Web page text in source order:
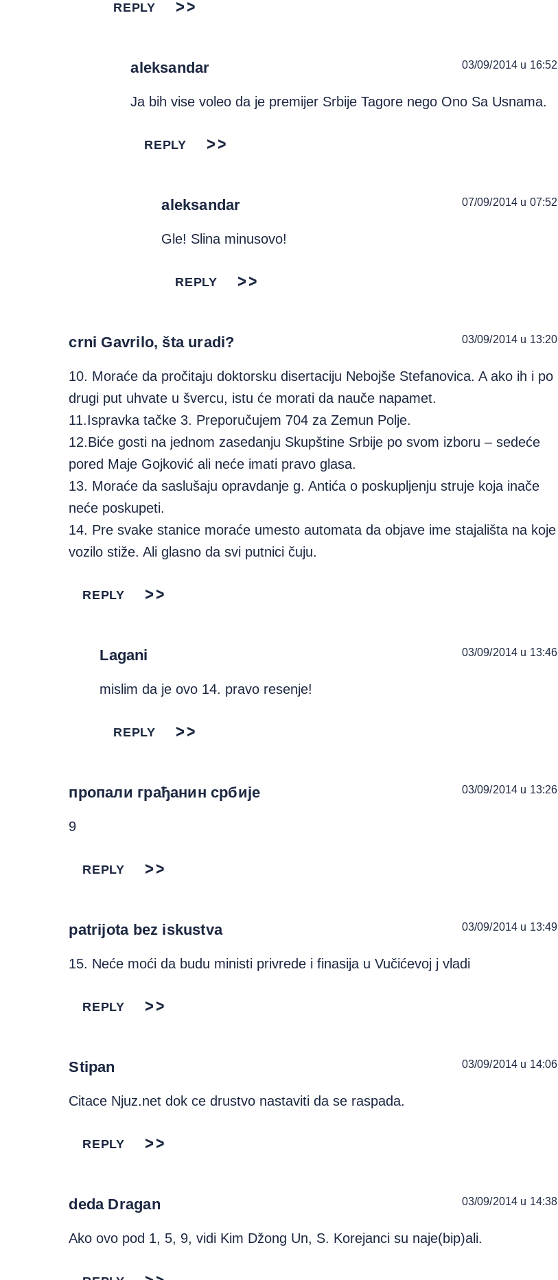
REPLY
aleksandar 03/09/2014 u 16:52
Ja bih vise voleo da je premijer Srbije Tagore nego Ono Sa Usnama.
REPLY
aleksandar 07/09/2014 u 07:52
Gle! Slina minusovo!
REPLY
crni Gavrilo, šta uradi? 03/09/2014 u 13:20
10. Moraće da pročitaju doktorsku disertaciju Nebojše Stefanovica. A ako ih i po
drugi put uhvate u švercu, istu će morati da nauče napamet.
11.Ispravka tačke 3. Preporučujem 704 za Zemun Polje.
12.Biće gosti na jednom zasedanju Skupštine Srbije po svom izboru – sedeće
pored Maje Gojković ali neće imati pravo glasa.
13. Moraće da saslušaju opravdanje g. Antića o poskupljenju struje koja inače
neće poskupeti.
14. Pre svake stanice moraće umesto automata da objave ime stajališta na koje
vozilo stiže. Ali glasno da svi putnici čuju.
REPLY
Lagani 03/09/2014 u 13:46
mislim da je ovo 14. pravo resenje!
REPLY
пропали грађанин србије 03/09/2014 u 13:26
9
REPLY
patrijota bez iskustva 03/09/2014 u 13:49
15. Neće moći da budu ministi privrede i finasija u Vučićevoj j vladi
REPLY
Stipan 03/09/2014 u 14:06
Citace Njuz.net dok ce drustvo nastaviti da se raspada.
REPLY
deda Dragan 03/09/2014 u 14:38
Ako ovo pod 1, 5, 9, vidi Kim Džong Un, S. Korejanci su naje(bip)ali.